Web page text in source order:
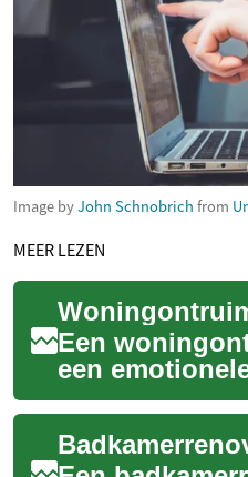
Image byJohn Schnobrich from
MEER LEZEN
Een
een
uitdaging zijn,
om een
erfenis o...